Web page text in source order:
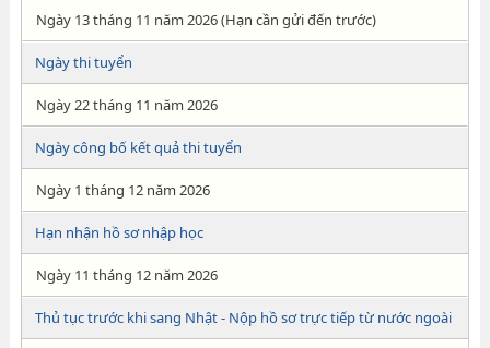
Ngày 13 tháng 11 năm 2026 (Hạn cần gửi đến trước)
Ngày thi tuyển
Ngày 22 tháng 11 năm 2026
Ngày công bố kết quả thi tuyển
Ngày 1 tháng 12 năm 2026
Hạn nhận hồ sơ nhập học
Ngày 11 tháng 12 năm 2026
Thủ tục trước khi sang Nhật - Nộp hồ sơ trực tiếp từ nước ngoài